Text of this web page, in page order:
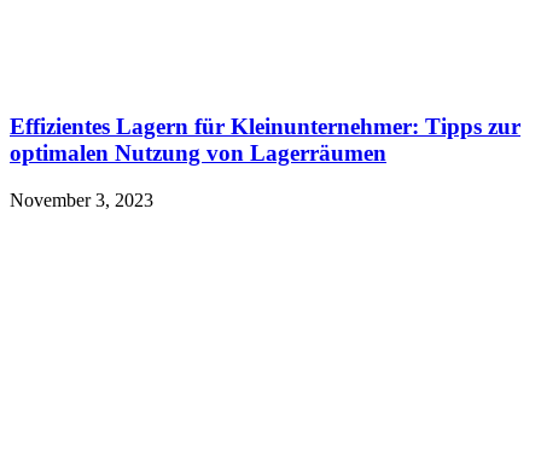
Effizientes Lagern für Kleinunternehmer: Tipps zur
optimalen Nutzung von Lagerräumen
November 3, 2023